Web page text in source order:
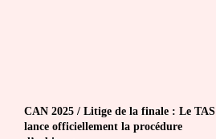
CAN 2025 / Litige de la finale : Le TAS
lance officiellement la procédure